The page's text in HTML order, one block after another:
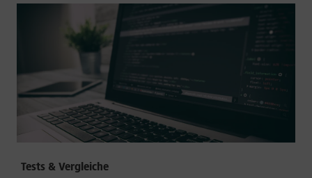
Tests & Vergleiche